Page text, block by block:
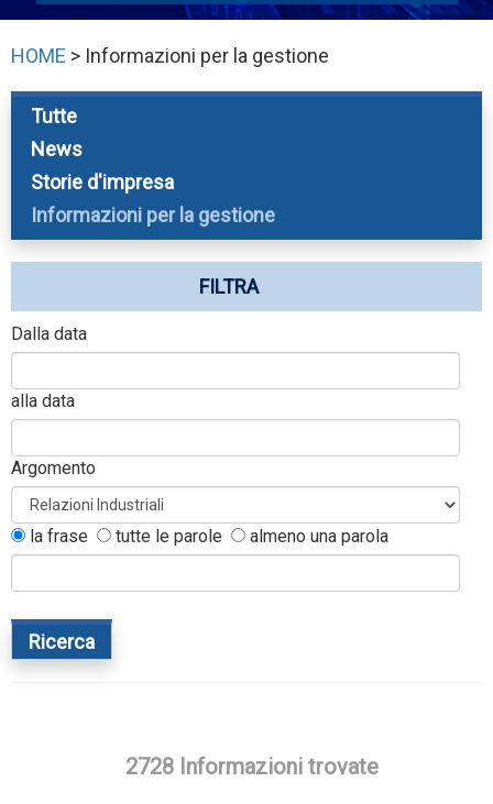
HOME > Informazioni per la gestione
Tutte
News
Storie d'impresa
Informazioni per la gestione
FILTRA
Dalla data
alla data
Argomento
la frase tutte le parole almeno una parola
Ricerca
2728 Informazioni trovate